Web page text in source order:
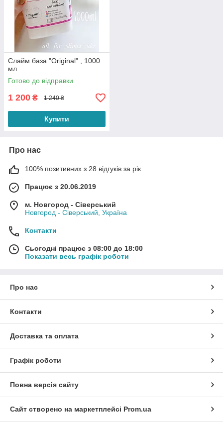
Слайм база "Original" , 1000
мл
Готово до відправки
1 200 ₴ 1 240 ₴
Купити
Про нас
100% позитивних з 28 відгуків за рік
Працює з 20.06.2019
м. Новгород - Сіверський
Новгород - Сіверський, Україна
Контакти
Сьогодні працює з 08:00 до 18:00
Показати весь графік роботи
Про нас
Контакти
Доставка та оплата
Графік роботи
Повна версія сайту
Сайт створено на маркетплейсі Prom.ua